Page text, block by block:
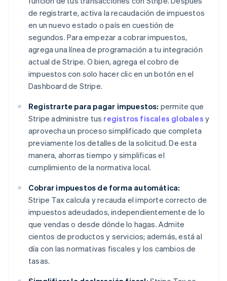
de registrarte, activa la recaudación de impuestos
en un nuevo estado o país en cuestión de
segundos. Para empezar a cobrar impuestos,
agrega una línea de programación a tu integración
actual de Stripe. O bien, agrega el cobro de
impuestos con solo hacer clic en un botón en el
Dashboard de Stripe.
Registrarte para pagar impuestos: permite que
Stripe administre tus registros fiscales globales y
aprovecha un proceso simplificado que completa
previamente los detalles de la solicitud. De esta
manera, ahorras tiempo y simplificas el
cumplimiento de la normativa local.
Cobrar impuestos de forma automática:
Stripe Tax calcula y recauda el importe correcto de
impuestos adeudados, independientemente de lo
que vendas o desde dónde lo hagas. Admite
cientos de productos y servicios; además, está al
día con las normativas fiscales y los cambios de
tasas.